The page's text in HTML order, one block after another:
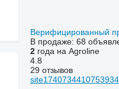
Верифицированный
В продаже: 68
2года на Agroline
4.8
29 отзывов